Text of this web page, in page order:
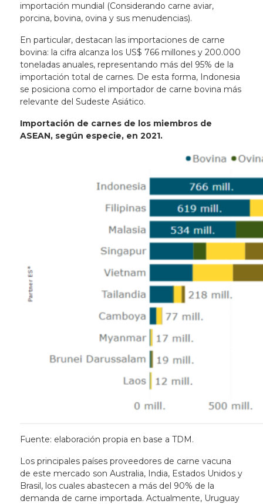
importación mundial (Considerando carne aviar,
porcina, bovina, ovina y sus menudencias).
En particular, destacan las importaciones de carne
bovina: la cifra alcanza los US$ 766 millones y 200.000
toneladas anuales, representando más del 95% de la
importación total de carnes. De esta forma, Indonesia
se posiciona como el importador de carne bovina más
relevante del Sudeste Asiático.
Importación de carnes de los miembros de
ASEAN, según especie, en 2021.
Fuente: elaboración propia en base a TDM.
Los principales países proveedores de carne vacuna
de este mercado son Australia, India, Estados Unidos y
Brasil, los cuales abastecen a más del 90% de la
demanda de carne importada. Actualmente, Uruguay